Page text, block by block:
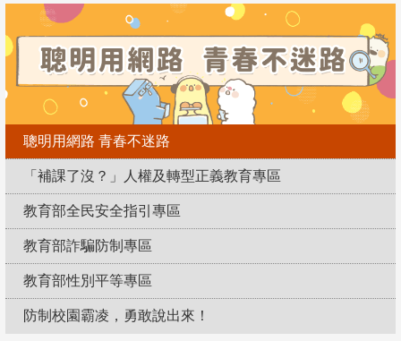
聰明用網路 青春不迷路
「補課了沒？」人權及轉型正義教育專區
教育部全民安全指引專區
教育部詐騙防制專區
教育部性別平等專區
防制校園霸凌，勇敢說出來！